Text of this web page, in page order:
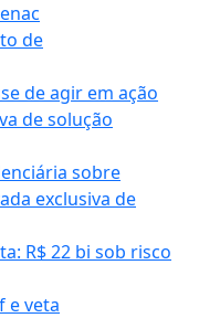
de
de agir em ação
de solução
sobre
exclusiva de
R$ 22 bi sob risco
e veta